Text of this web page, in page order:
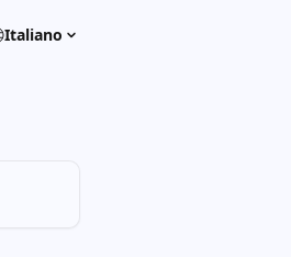
Italiano